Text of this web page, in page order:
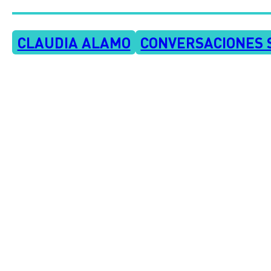
CLAUDIA ALAMO CONVERSACIONES